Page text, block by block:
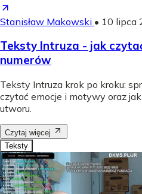
Stanisław Makowski • 10 lipca
Teksty Intruza - jak
numerów
Teksty Intruza krok po kroku:
czytać emocje i motywy oraz
utworu.
Czytaj więcej
Teksty